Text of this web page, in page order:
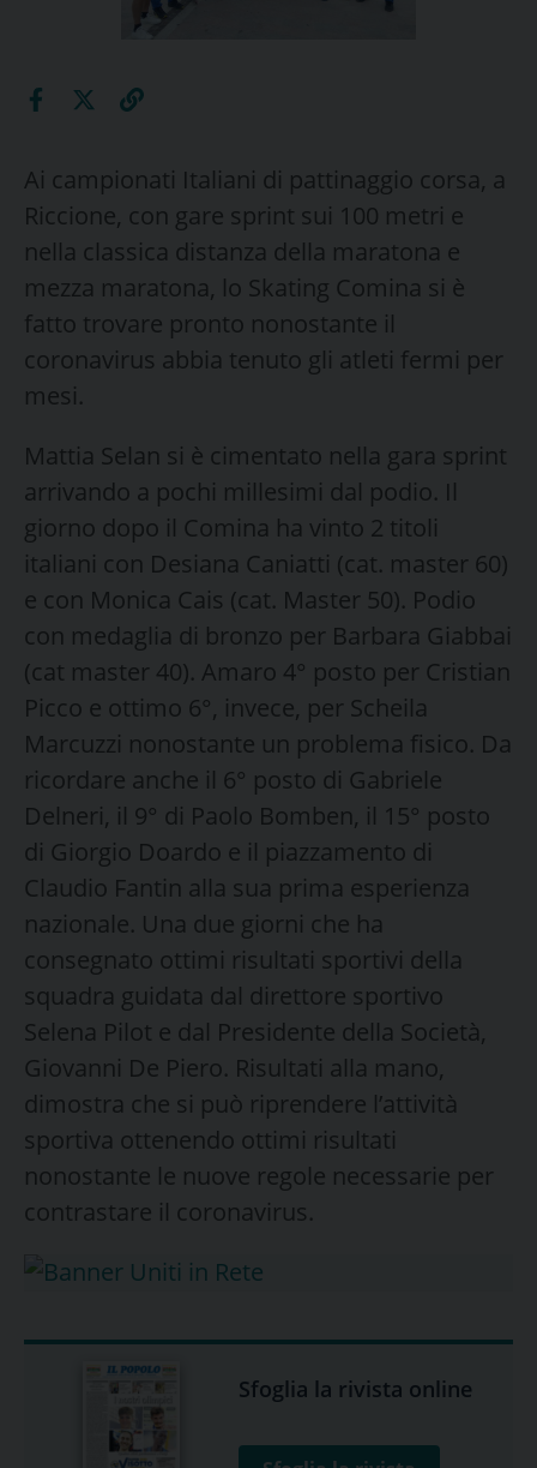
Ai campionati Italiani di pattinaggio corsa, a
Riccione, con gare sprint sui 100 metri e
nella classica distanza della maratona e
mezza maratona, lo Skating Comina si è
fatto trovare pronto nonostante il
coronavirus abbia tenuto gli atleti fermi per
mesi.
Mattia Selan si è cimentato nella gara sprint
arrivando a pochi millesimi dal podio. Il
giorno dopo il Comina ha vinto 2 titoli
italiani con Desiana Caniatti (cat. master 60)
e con Monica Cais (cat. Master 50). Podio
con medaglia di bronzo per Barbara Giabbai
(cat master 40). Amaro 4° posto per Cristian
Picco e ottimo 6°, invece, per Scheila
Marcuzzi nonostante un problema fisico. Da
ricordare anche il 6° posto di Gabriele
Delneri, il 9° di Paolo Bomben, il 15° posto
di Giorgio Doardo e il piazzamento di
Claudio Fantin alla sua prima esperienza
nazionale. Una due giorni che ha
consegnato ottimi risultati sportivi della
squadra guidata dal direttore sportivo
Selena Pilot e dal Presidente della Società,
Giovanni De Piero. Risultati alla mano,
dimostra che si può riprendere l’attività
sportiva ottenendo ottimi risultati
nonostante le nuove regole necessarie per
contrastare il coronavirus.
Sfoglia la rivista online